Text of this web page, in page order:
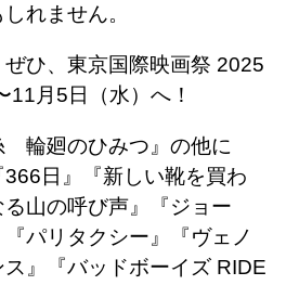
れません。
ひ、東京国際映画祭 2025
月5日（水）へ！
輪廻のひみつ』の他に
日』『新しい靴を買わ
山の呼び声』『ジョー
パリタクシー』『ヴェノ
』『バッドボーイズ RIDE